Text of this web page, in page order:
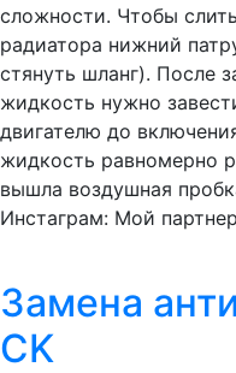
сложности. Чтобы
радиатора нижний
стянуть шланг). После
жидкость нужно
двигателю до
жидкость равномерно
вышла воздушная
Инстаграм: Мой
Замена
CK